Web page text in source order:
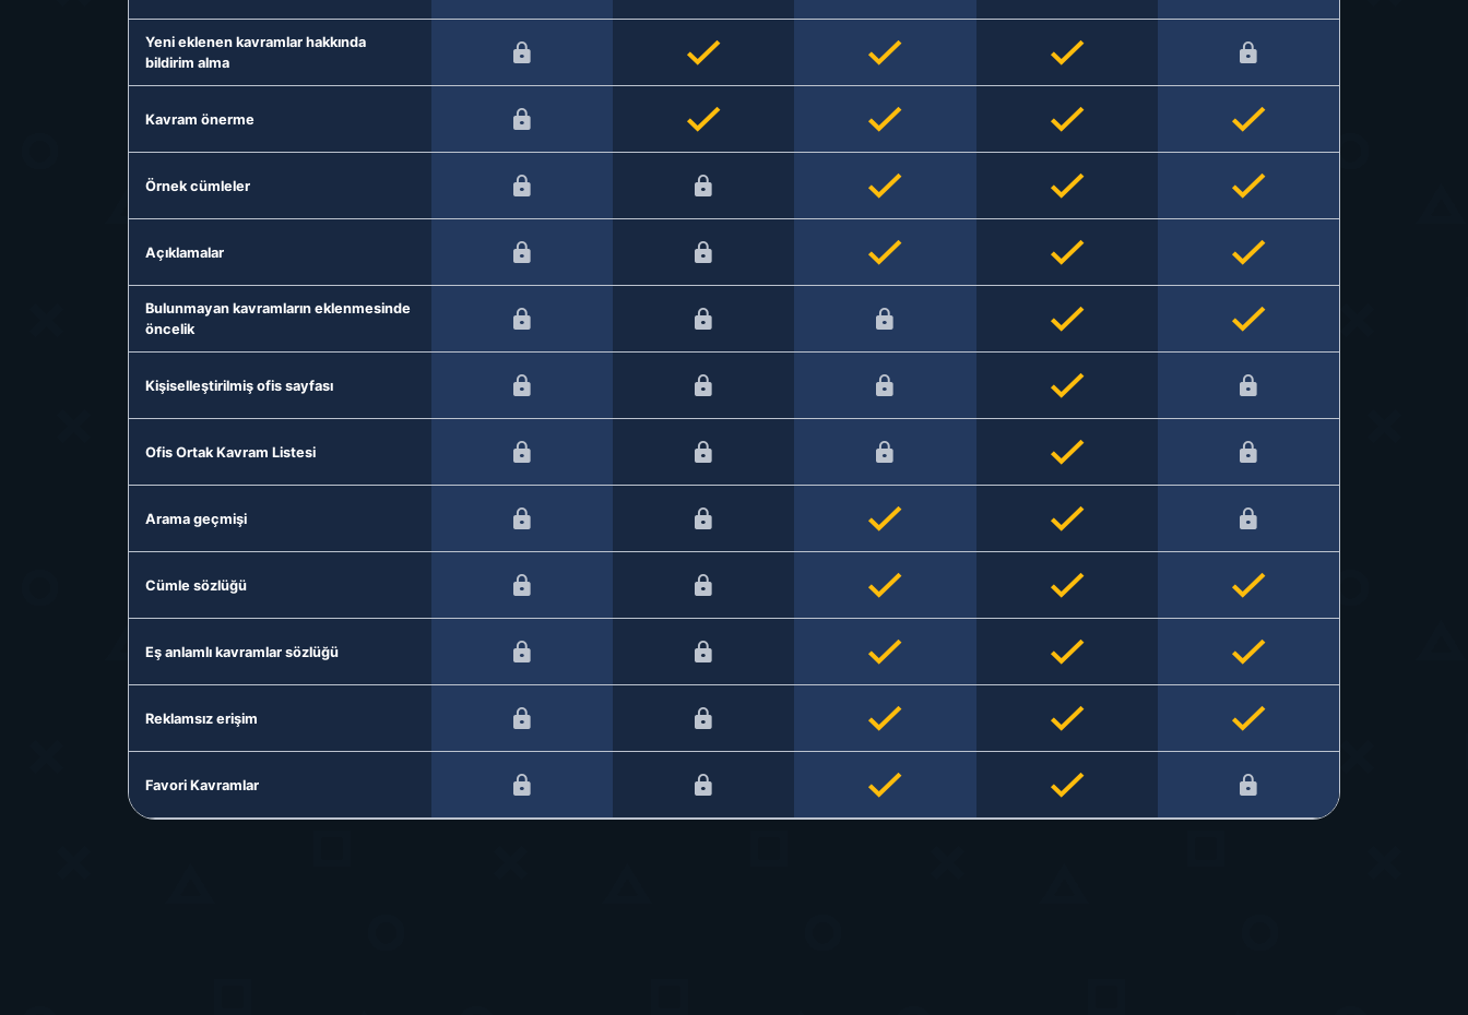
Yeni eklenen kavramlar hakkında
bildirim alma
Kavram önerme
Örnek cümleler
Açıklamalar
Bulunmayan kavramların eklenmesinde
öncelik
Kişiselleştirilmiş ofis sayfası
Ofis Ortak Kavram Listesi
Arama geçmişi
Cümle sözlüğü
Eş anlamlı kavramlar sözlüğü
Reklamsız erişim
Favori Kavramlar